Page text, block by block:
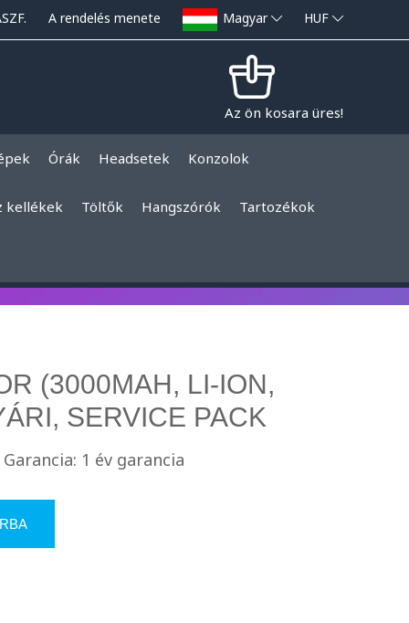
A rendelés menete Magyar HUF
Az ön kosara üres!
Órák Headsetek Konzolok
kellékek Töltők Hangszórók Tartozékok
(3000MAH, LI-ION,
SERVICE PACK
Garancia: 1 év garancia